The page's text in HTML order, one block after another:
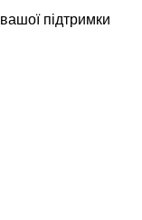
підтримки